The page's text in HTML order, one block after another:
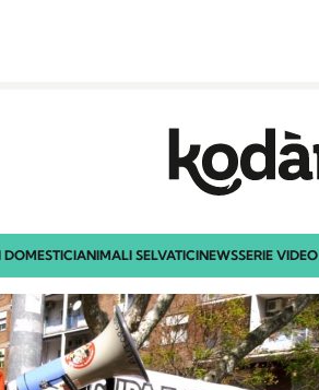
ANIMALI SELVATICINEWSSERIE VIDEO